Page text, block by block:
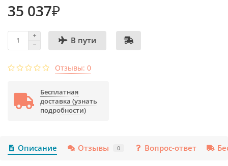
35 037₽
В пути
Отзывы: 0
Бесплатная
доставка (узнать
подробности)
Описание Отзывы 0 Вопрос-ответ